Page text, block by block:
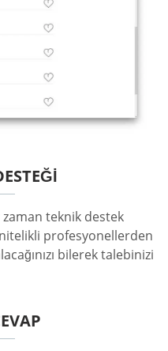
teknik destek
profesyonellerden
bilerek talebinizi